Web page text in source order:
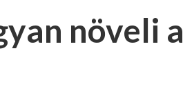
növeli a